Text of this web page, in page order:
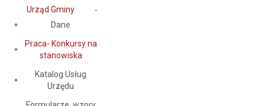
Urząd Gminy
Dane
Praca- Konkursy na
stanowiska
Katalog Usług
Urzędu